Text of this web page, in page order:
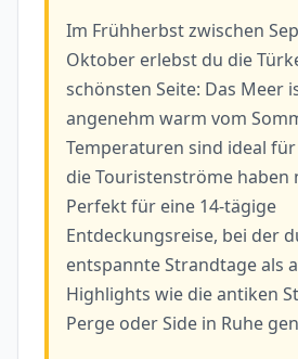
Im Frühherbst zwischen
Oktober erlebst du die
schönsten Seite: Das Meer
angenehm warm vom
Temperaturen sind ideal
die Touristenströme haben
Perfekt für eine 14-tägige
Entdeckungsreise, bei der
entspannte Strandtage als
Highlights wie die antiken
Perge oder Side in Ruhe